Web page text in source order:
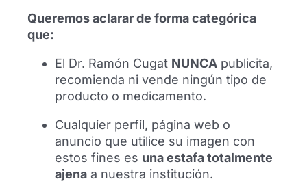
reencontrado con el Dr. Ramón Cugat en
Barcelona para mostrar su agradecimiento
al equipo médico tras años de seguimiento
profesional.
Leer más
Queremos aclarar de forma categórica
que:
El Dr. Ramón Cugat NUNCA publicita,
recomienda ni vende ningún tipo de
producto o medicamento.
Cualquier perfil, página web o
anuncio que utilice su imagen con
estos fines es una estafa totalmente
ajena a nuestra institución.